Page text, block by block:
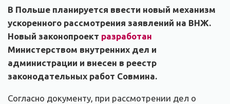
В Польше планируется ввести новый механизм
ускоренного рассмотрения заявлений на ВНЖ.
Новый законопроект разработан
Министерством внутренних дел и
администрации и внесен в реестр
законодательных работ Совмина.
Согласно документу, при рассмотрении дел о